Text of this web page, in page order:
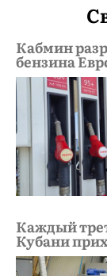
Кабмин
бензина
Каждый
Кубани